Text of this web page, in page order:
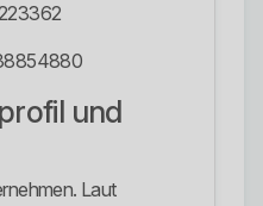
und
Laut